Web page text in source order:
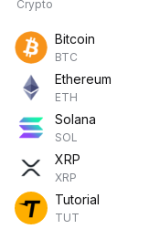
Crypto
Bitcoin
BTC
Ethereum
ETH
Solana
SOL
XRP
XRP
Tutorial
TUT